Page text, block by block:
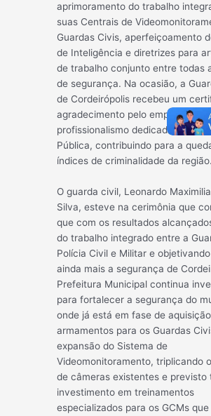
aprimoramento do trabalho
suas Centrais de
Guardas Civis, aperfeiçoamento
de Inteligência e diretrizes para
de trabalho conjunto entre todas
de segurança. Na ocasião, a
de Cordeirópolis recebeu um
agradecimento pelo empenho e
profissionalismo dedicado à
Pública, contribuindo para a
índices de criminalidade da região.
O guarda civil, Leonardo
Silva, esteve na cerimônia que
que com os resultados
do trabalho integrado entre a
Polícia Civil e Militar e
ainda mais a segurança de
Prefeitura Municipal continua
para fortalecer a segurança do
onde já está em fase de
armamentos para os Guardas
expansão do Sistema de
Videomonitoramento, triplicando
de câmeras existentes e previsto
investimento em treinamentos
especializados para os GCMs que